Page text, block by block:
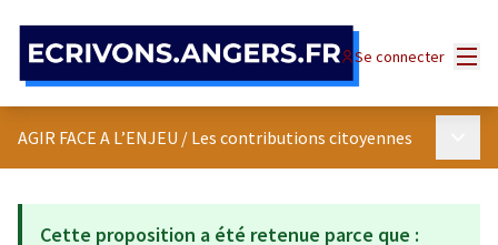
Se connecter
AGIR FACE A L’ENJEU / Les contributions citoyennes
Cette proposition a été retenue parce que :